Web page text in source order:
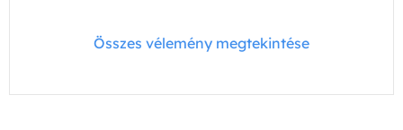
Összes vélemény megtekintése